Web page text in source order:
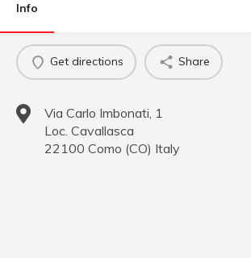
Info
Get directions Share
Via Carlo Imbonati, 1
Loc. Cavallasca
22100 Como (CO) Italy